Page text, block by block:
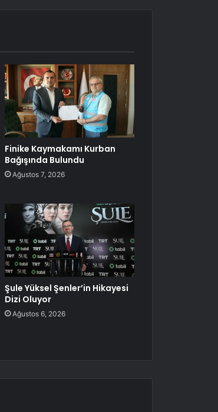
Finike Kaymakamı Kurban
Bağışında Bulundu
Ağustos 7, 2026
Şule Yüksel Şenler’in Hikayesi
Dizi Oluyor
Ağustos 6, 2026